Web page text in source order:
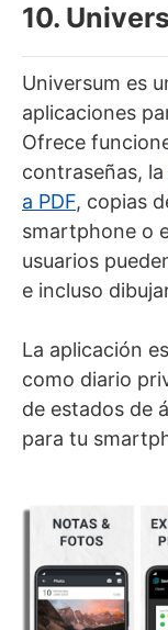
10.
Universum es
aplicaciones
Ofrece
contraseñas, la
a PDF, copias
smartphone o
usuarios
e incluso
La aplicación
como diario
de estados de
para tu